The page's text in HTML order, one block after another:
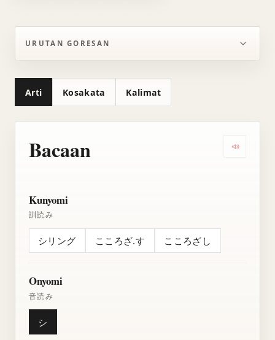
URUTAN GORESAN
Arti Kosakata Kalimat
Bacaan
Kunyomi
訓読み
シリング こころざ.す こころざし
Onyomi
音読み
シ